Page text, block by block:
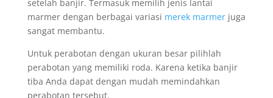
setelah banjir. Termasuk memilih jenis lantai
marmer dengan berbagai variasi merek marmerjuga
sangat membantu.
Untuk perabotan dengan ukuran besar pilihlah
perabotan yang memiliki roda. Karena ketika banjir
tiba Anda dapat dengan mudah memindahkan
perabotan tersebut.